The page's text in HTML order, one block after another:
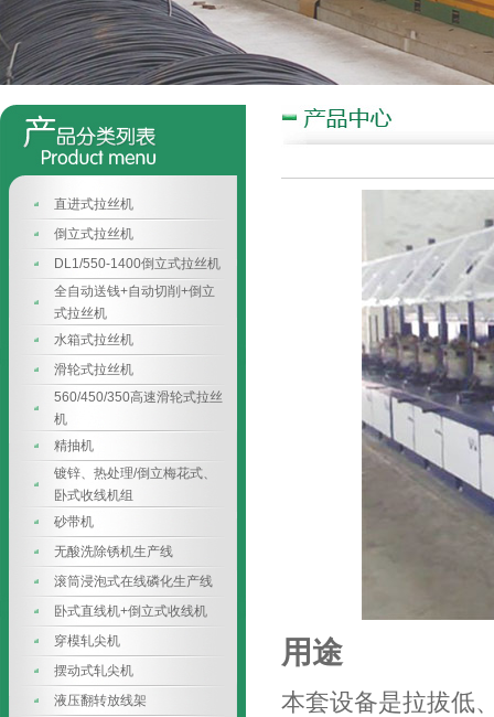
直进式拉丝机
倒立式拉丝机
DL1/550-1400倒立式拉丝机
全自动送钱+自动切削+倒立
式拉丝机
水箱式拉丝机
滑轮式拉丝机
560/450/350高速滑轮式拉丝
机
精抽机
镀锌、热处理/倒立梅花式、
卧式收线机组
砂带机
无酸洗除锈机生产线
滚筒浸泡式在线磷化生产线
卧式直线机+倒立式收线机
穿模轧尖机
摆动式轧尖机
液压翻转放线架
用途
本套设备是拉拔低